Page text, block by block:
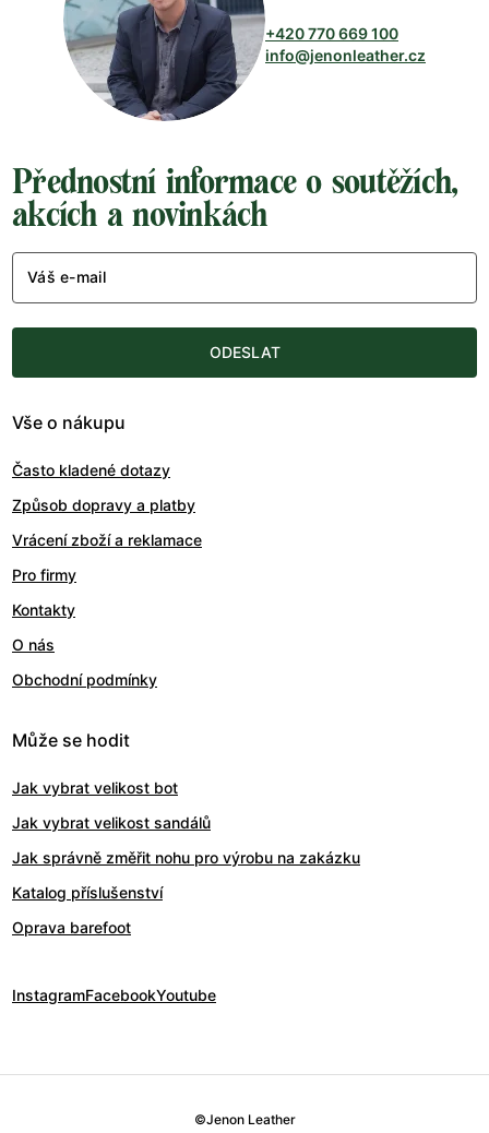
+420 770 669 100
info@jenonleather.cz
Přednostní informace o soutěžích,
akcích a novinkách
Váš e-mail
ODESLAT
Vše o nákupu
Často kladené dotazy
Způsob dopravy a platby
Vrácení zboží a reklamace
Pro firmy
Kontakty
O nás
Obchodní podmínky
Může se hodit
Jak vybrat velikost bot
Jak vybrat velikost sandálů
Jak správně změřit nohu pro výrobu na zakázku
Katalog příslušenství
Oprava barefoot
InstagramFacebookYoutube
©Jenon Leather